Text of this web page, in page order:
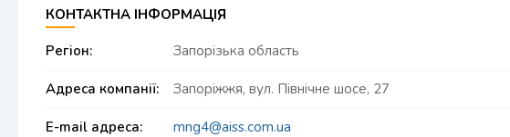
КОНТАКТНА ІНФОРМАЦІЯ
Регіон:
Запорізька область
Адреса компанії: Запоріжжя, вул. Північне шосе, 27
E-mail адреса: mng4@aiss.com.ua